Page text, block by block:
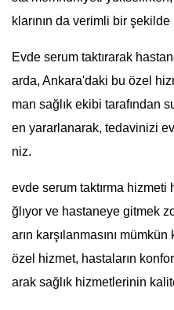
klarının da verimli bir şekilde
Evde serum taktırarak
arda, Ankara'daki bu özel
man sağlık ekibi tarafından
en yararlanarak, tedavinizi
niz.
evde serum taktırma hizmeti
ğlıyor ve hastaneye gitmek
arın karşılanmasını
özel hizmet, hastaların
arak sağlık hizmetlerinin